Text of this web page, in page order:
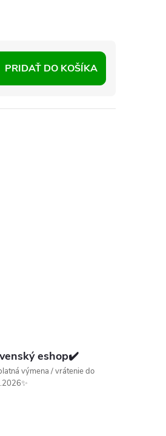
PRIDAŤ DO KOŠÍKA
eshop✔️
výmena / vrátenie do